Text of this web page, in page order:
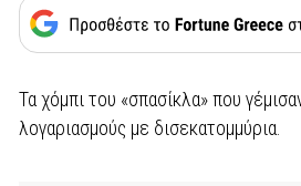
Τα χόμπι του «σπασίκλα» που
λογαριασμούς με δισεκατομμύρια.